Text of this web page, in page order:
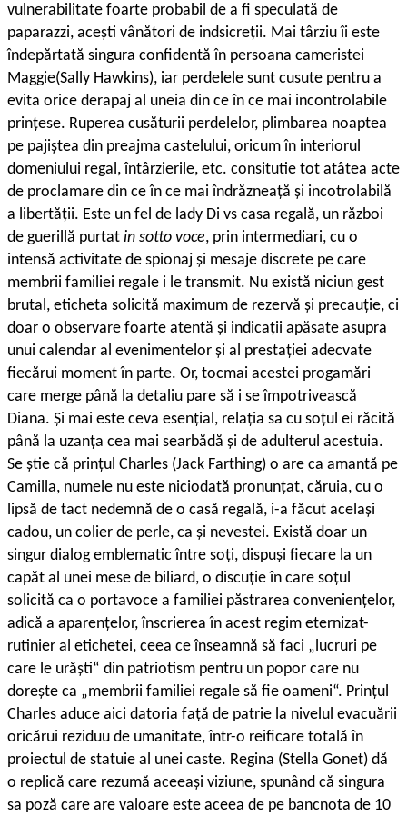
vulnerabilitate foarte probabil de a fi speculată de
paparazzi, acești vânători de indsicreții. Mai târziu îi este
îndepărtată singura confidentă în persoana cameristei
Maggie(Sally Hawkins), iar perdelele sunt cusute pentru a
evita orice derapaj al uneia din ce în ce mai incontrolabile
prințese. Ruperea cusăturii perdelelor, plimbarea noaptea
pe pajiștea din preajma castelului, oricum în interiorul
domeniului regal, întârzierile, etc. consitutie tot atâtea acte
de proclamare din ce în ce mai îndrăzneață și incotrolabilă
a libertății. Este un fel de lady Di vs casa regală, un război
de guerillă purtat in sotto voce, prin intermediari, cu o
intensă activitate de spionaj și mesaje discrete pe care
membrii familiei regale i le transmit. Nu există niciun gest
brutal, eticheta solicită maximum de rezervă și precauție, ci
doar o observare foarte atentă și indicații apăsate asupra
unui calendar al evenimentelor și al prestației adecvate
fiecărui moment în parte. Or, tocmai acestei progamări
care merge până la detaliu pare să i se împotrivească
Diana. Și mai este ceva esențial, relația sa cu soțul ei răcită
până la uzanța cea mai searbădă și de adulterul acestuia.
Se știe că prințul Charles (Jack Farthing) o are ca amantă pe
Camilla, numele nu este niciodată pronunțat, căruia, cu o
lipsă de tact nedemnă de o casă regală, i-a făcut același
cadou, un colier de perle, ca și nevestei. Există doar un
singur dialog emblematic între soți, dispuși fiecare la un
capăt al unei mese de biliard, o discuție în care soțul
solicită ca o portavoce a familiei păstrarea conveniențelor,
adică a aparențelor, înscrierea în acest regim eternizat-
rutinier al etichetei, ceea ce înseamnă să faci „lucruri pe
care le urăști“ din patriotism pentru un popor care nu
dorește ca „membrii familiei regale să fie oameni“. Prințul
Charles aduce aici datoria față de patrie la nivelul evacuării
oricărui reziduu de umanitate, într-o reificare totală în
proiectul de statuie al unei caste. Regina (Stella Gonet) dă
o replică care rezumă aceeași viziune, spunând că singura
sa poză care are valoare este aceea de pe bancnota de 10